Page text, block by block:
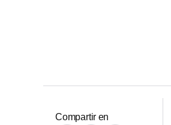
Compartir en